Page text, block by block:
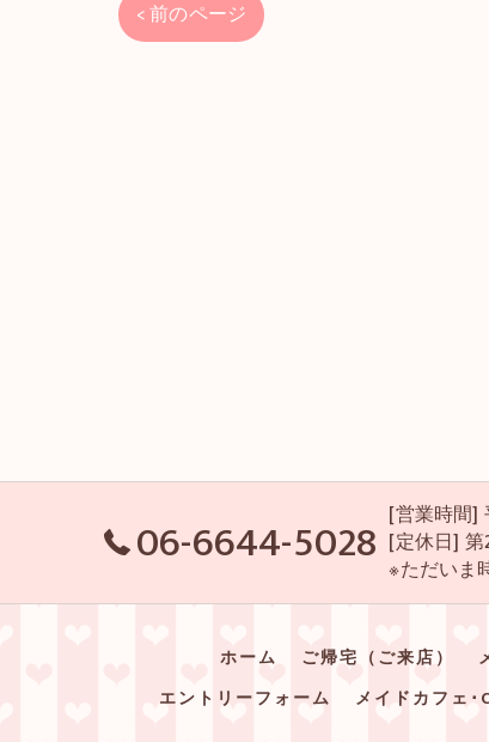
< 前のページ
06-6644-5028 [営業時間]
[定休日] 第
※ただいま
ホーム ご帰宅（ご来店）
エントリーフォーム
メイドカフェ･